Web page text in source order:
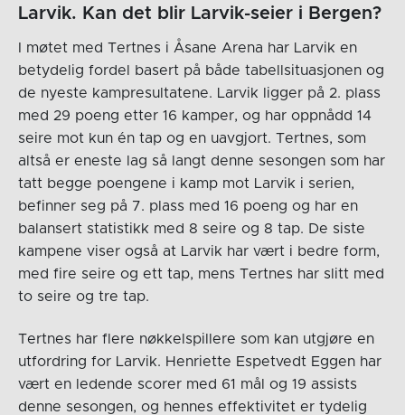
Larvik. Kan det blir Larvik-seier i Bergen?
I møtet med Tertnes i Åsane Arena har Larvik en
betydelig fordel basert på både tabellsituasjonen og
de nyeste kampresultatene. Larvik ligger på 2. plass
med 29 poeng etter 16 kamper, og har oppnådd 14
seire mot kun én tap og en uavgjort. Tertnes, som
altså er eneste lag så langt denne sesongen som har
tatt begge poengene i kamp mot Larvik i serien,
befinner seg på 7. plass med 16 poeng og har en
balansert statistikk med 8 seire og 8 tap. De siste
kampene viser også at Larvik har vært i bedre form,
med fire seire og ett tap, mens Tertnes har slitt med
to seire og tre tap.
Tertnes har flere nøkkelspillere som kan utgjøre en
utfordring for Larvik. Henriette Espetvedt Eggen har
vært en ledende scorer med 61 mål og 19 assists
denne sesongen, og hennes effektivitet er tydelig